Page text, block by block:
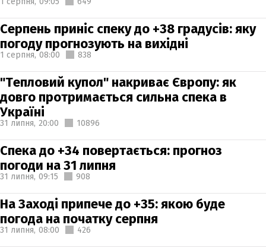
Серпень приніс спеку до +38 градусів: яку
погоду прогнозують на вихідні
1 серпня, 08:00 838
"Тепловий купол" накриває Європу: як
довго протримається сильна спека в
Україні
31 липня, 20:00 10896
Спека до +34 повертається: прогноз
погоди на 31 липня
31 липня, 09:15 908
На Заході припече до +35: якою буде
погода на початку серпня
31 липня, 08:00 426